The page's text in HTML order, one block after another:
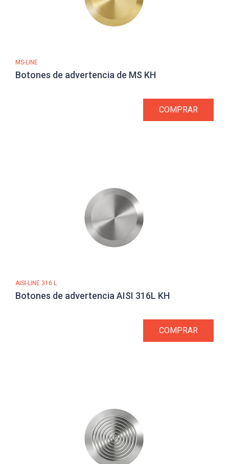
MS-LINE
Botones de advertencia de MS KH
COMPRAR
AISI-LINE 316 L
Botones de advertencia AISI 316L KH
COMPRAR